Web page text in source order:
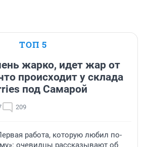
ТОП 5
жарко, идет жар от
происходит у склада
под Самарой
209
работа, которую любил по-
очевидцы рассказывают об